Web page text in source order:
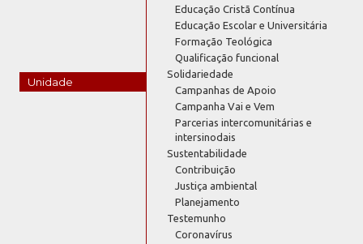
Unidade
Educação Cristã Contínua
Educação Escolar e Universitária
Formação Teológica
Qualificação funcional
Solidariedade
Campanhas de Apoio
Campanha Vai e Vem
Parcerias intercomunitárias e
intersinodais
Sustentabilidade
Contribuição
Justiça ambiental
Planejamento
Testemunho
Coronavírus